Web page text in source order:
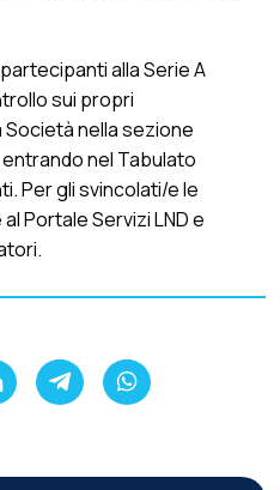
alla Serie A
sui propri
nella sezione
entrando nel Tabulato
Per gli svincolati/e le
Portale Servizi LND e